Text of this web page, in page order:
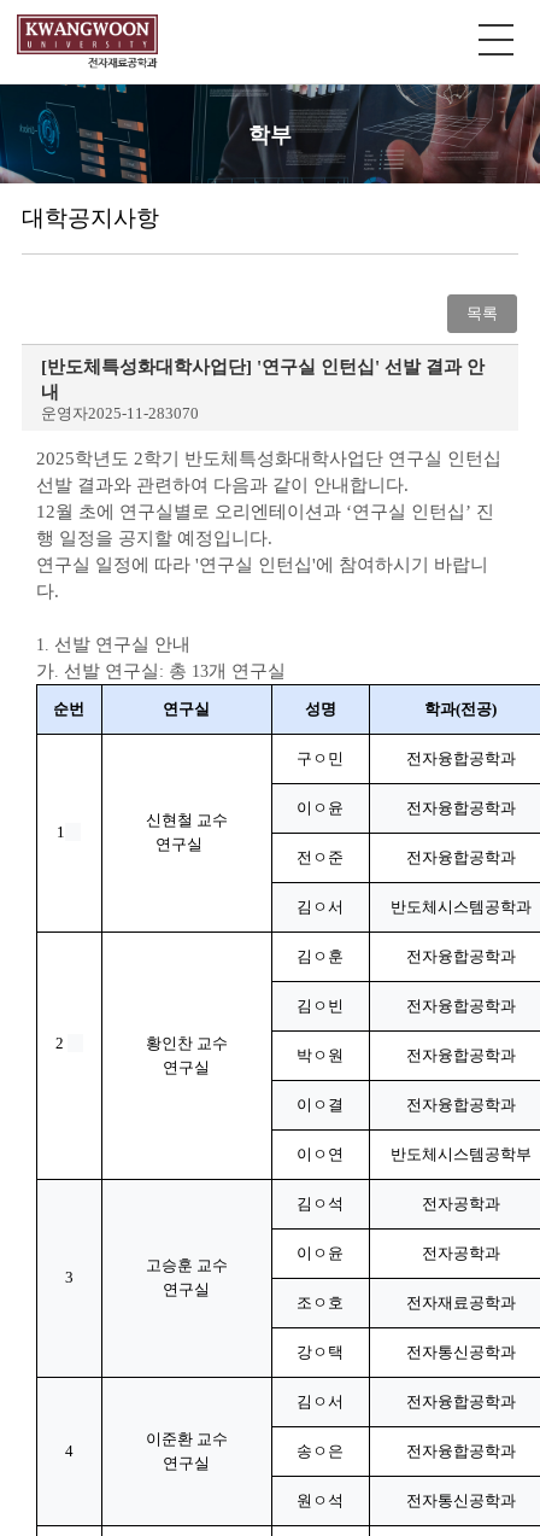
학부
대학공지사항
목록
[반도체특성화대학사업단] '연구실 인턴십' 선발 결과 안
내
운영자2025-11-283070
2025학년도 2학기 반도체특성화대학사업단 연구실 인턴십
선발 결과와 관련하여 다음과 같이 안내합니다.
12월 초에 연구실별로 오리엔테이션과 ‘연구실 인턴십’ 진
행 일정을 공지할 예정입니다.
연구실 일정에 따라 '연구실 인턴십'에 참여하시기 바랍니
다.
1. 선발 연구실 안내
가. 선발 연구실 : 총 13개 연구실
순번 연구실 성명 학과(전공)
1
신현철 교수
연구실
구ㅇ민 전자융합공학과
이ㅇ윤 전자융합공학과
전ㅇ준 전자융합공학과
김ㅇ서 반도체시스템공학과
2
황인찬 교수
연구실
김ㅇ훈 전자융합공학과
김ㅇ빈 전자융합공학과
박ㅇ원 전자융합공학과
이ㅇ결 전자융합공학과
이ㅇ연 반도체시스템공학부
3
고승훈 교수
연구실
김ㅇ석 전자공학과
이ㅇ윤 전자공학과
조ㅇ호 전자재료공학과
강ㅇ택 전자통신공학과
4
이준환 교수
연구실
김ㅇ서 전자융합공학과
송ㅇ은 전자융합공학과
원ㅇ석 전자통신공학과